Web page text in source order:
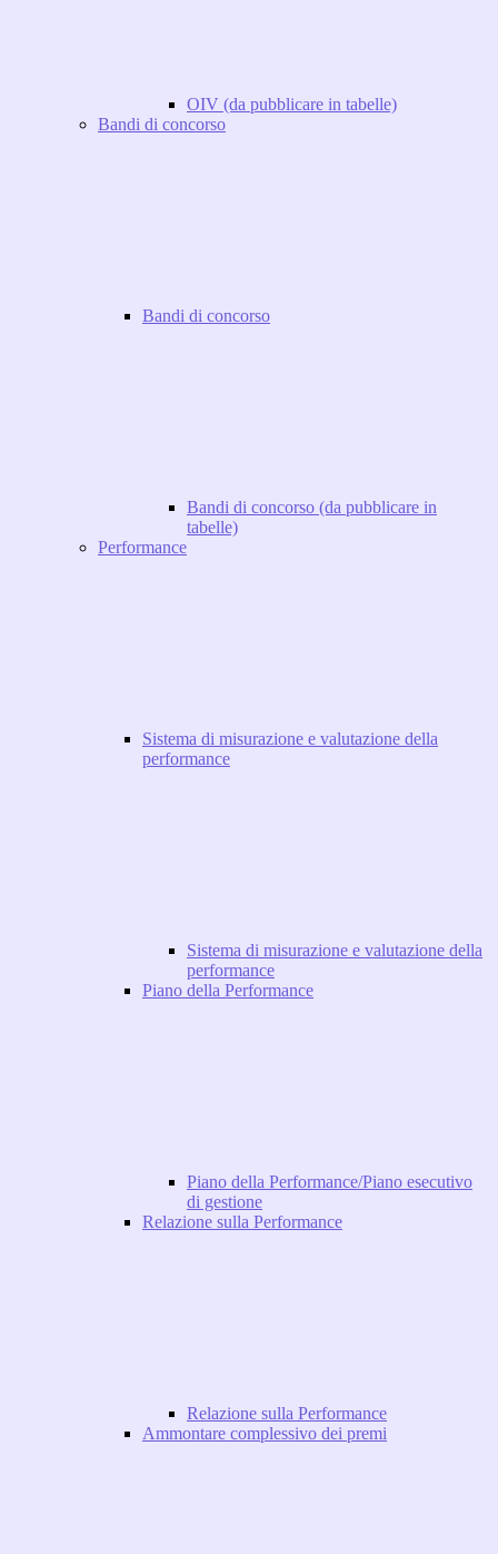
OIV (da pubblicare in tabelle)
Bandi di concorso
Bandi di concorso
Bandi di concorso (da pubblicare in
tabelle)
Performance
Sistema di misurazione e valutazione della
performance
Sistema di misurazione e valutazione della
performance
Piano della Performance
Piano della Performance/Piano esecutivo
di gestione
Relazione sulla Performance
Relazione sulla Performance
Ammontare complessivo dei premi